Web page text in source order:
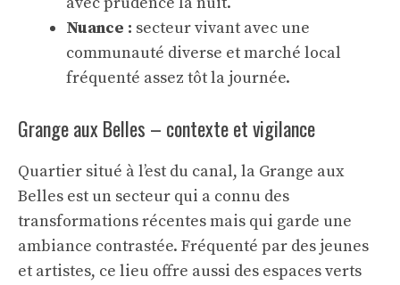
Nuance : secteur vivant avec une
communauté diverse et marché local
fréquenté assez tôt la journée.
Grange aux Belles – contexte et vigilance
Quartier situé à l’est du canal, la Grange aux
Belles est un secteur qui a connu des
transformations récentes mais qui garde une
ambiance contrastée. Fréquenté par des jeunes
et artistes, ce lieu offre aussi des espaces verts